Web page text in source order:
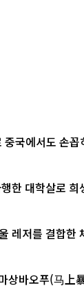
국에서도 손
대학살로 희
레저를 결합한
바오푸(马上